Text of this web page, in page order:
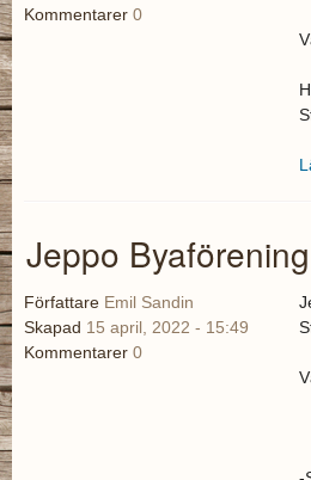
Kommentarer 0
Jeppo
Författare Emil Sandin
Skapad 15 april, 2022 - 15:49
Kommentarer 0